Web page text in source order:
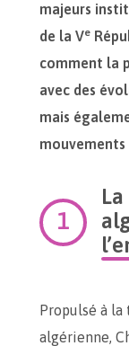
majeurs
de la Ve
comment la
avec des
mais
mouvements
Propulsé à la
algérienne,